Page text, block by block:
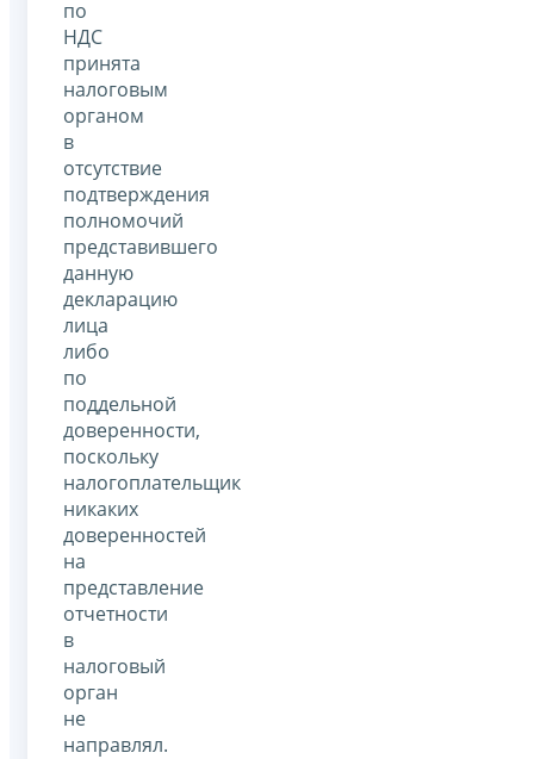
по
НДС
принята
налоговым
органом
в
отсутствие
подтверждения
полномочий
представившего
данную
декларацию
лица
либо
по
поддельной
доверенности,
поскольку
налогоплательщик
никаких
доверенностей
на
представление
отчетности
в
налоговый
орган
не
направлял.